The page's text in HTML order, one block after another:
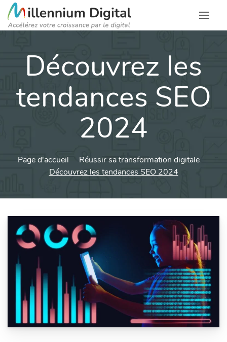
Découvrez les
tendances SEO
2024
Page d'accueil
Réussir sa transformation digitale
Découvrez les tendances SEO 2024